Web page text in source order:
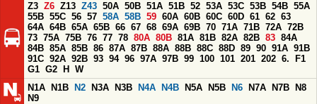
Z3 Z6 Z13 Z43 50A 50B 51A 51B 52 53A 53C 53B 54B 55A
55B 55C 56 57 58A 58B 59 60A 60B 60C 60D 61 62 63
64A 64B 65A 65B 66 67 68 69A 69B 70 71A 71B 72A 72B
73 75A 75B 76 77 78 80A 80B 81A 81B 82A 82B 83 84A
84B 85A 85B 86 87A 87B 88A 88B 88C 88D 89 90 91A 91B
91C 92A 92B 93 94 96 97A 97B 99 100 101 201 202 6.
F1
G1 G2 H
W
N1A
N1B N2 N3A N3B N4A N4B N5A N5B N6 N7A N7B
N8
N9